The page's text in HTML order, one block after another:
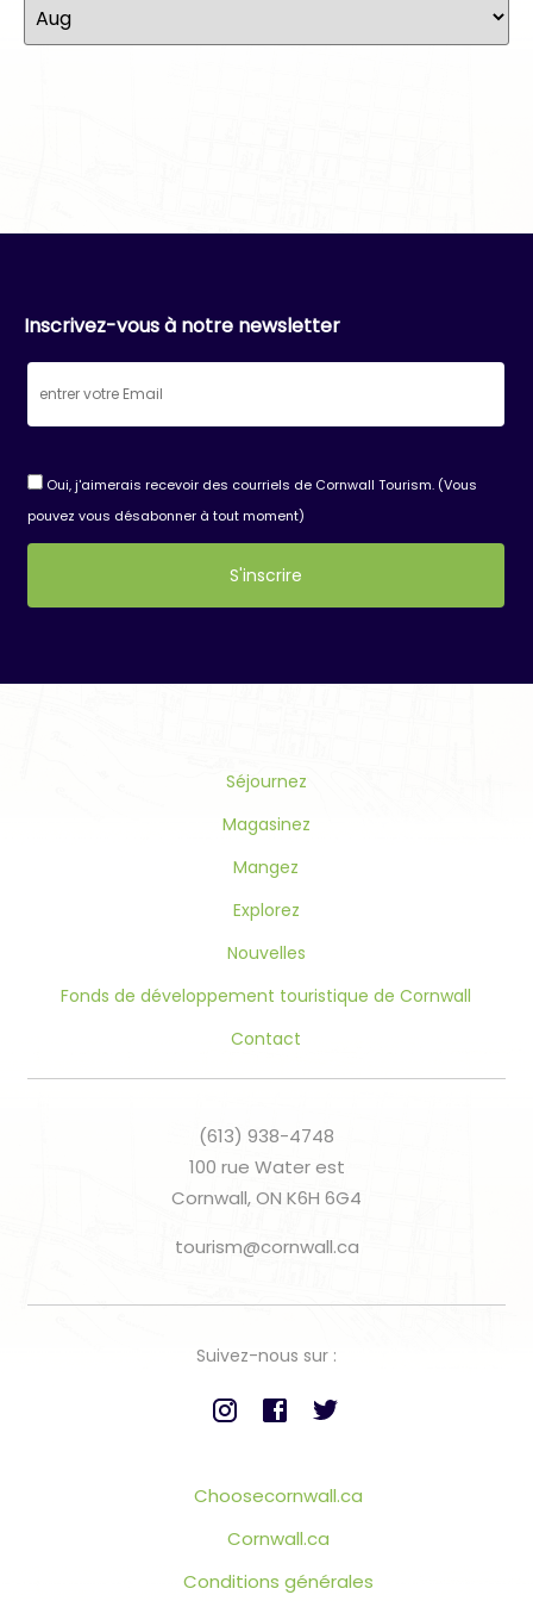
Inscrivez-vous à notre newsletter
Oui, j'aimerais recevoir des courriels de Cornwall Tourism. (Vous
pouvez vous désabonner à tout moment)
Use.
Séjournez
Magasinez
Mangez
Explorez
Nouvelles
Fonds de développement touristique de Cornwall
Contact
(613) 938-4748
100 rue Water est
Cornwall, ON K6H 6G4
tourism@cornwall.ca
Suivez-nous sur :
Choosecornwall.ca
Cornwall.ca
Conditions générales